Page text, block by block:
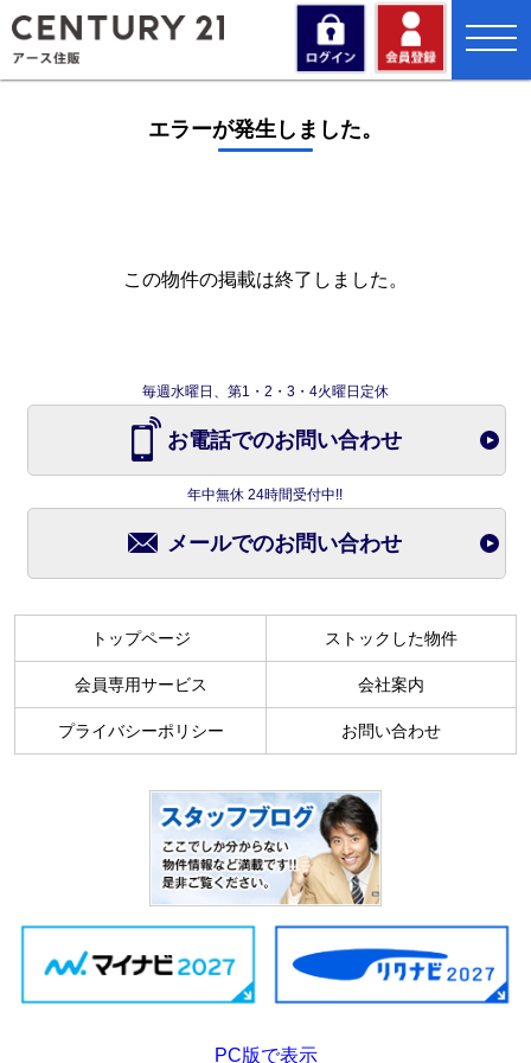
toggle
エラーが発生しました。
この物件の掲載は終了しました。
毎週水曜日、第1・2・3・4火曜日定休
お電話でのお問い合わせ
年中無休 24時間受付中!!
メールでのお問い合わせ
トップページ ストックした物件
会員専用サービス 会社案内
プライバシーポリシー お問い合わせ
PC版で表示